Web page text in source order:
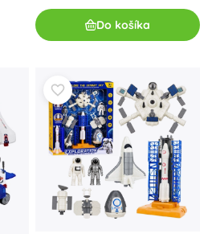
Do košíka